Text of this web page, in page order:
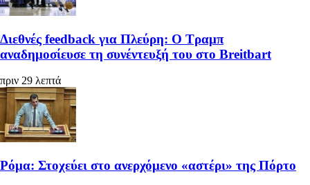
Διεθνές feedback για Πλεύρη: Ο Τραμπ
αναδημοσίευσε τη συνέντευξή του στο Breitbart
πριν 29 λεπτά
Ρόμα: Στοχεύει στο ανερχόμενο «αστέρι» της Πόρτο